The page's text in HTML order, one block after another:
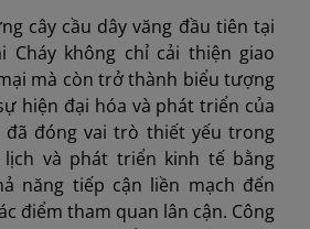
cây cầu dây văng đầu tiên tại
Cháy không chỉ cải thiện giao
mà còn trở thành biểu tượng
hiện đại hóa và phát triển của
đã đóng vai trò thiết yếu trong
và phát triển kinh tế bằng
năng tiếp cận liền mạch đến
điểm tham quan lân cận. Công